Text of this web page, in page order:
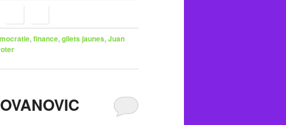
, finance, gilets jaunes, Juan